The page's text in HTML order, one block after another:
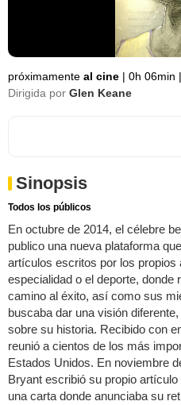
próximamente al cine | 0h 06min |
Dirigida por Glen Keane
Sinopsis
Todos los públicos
En octubre de 2014, el célebre
publico una nueva plataforma
artículos escritos por los propios
especialidad o el deporte,
camino al éxito, así como sus
buscaba dar una visión
sobre su historia. Recibido con
reunió a cientos de los más
Estados Unidos. En noviembre
Bryant escribió su propio
una carta donde anunciaba su